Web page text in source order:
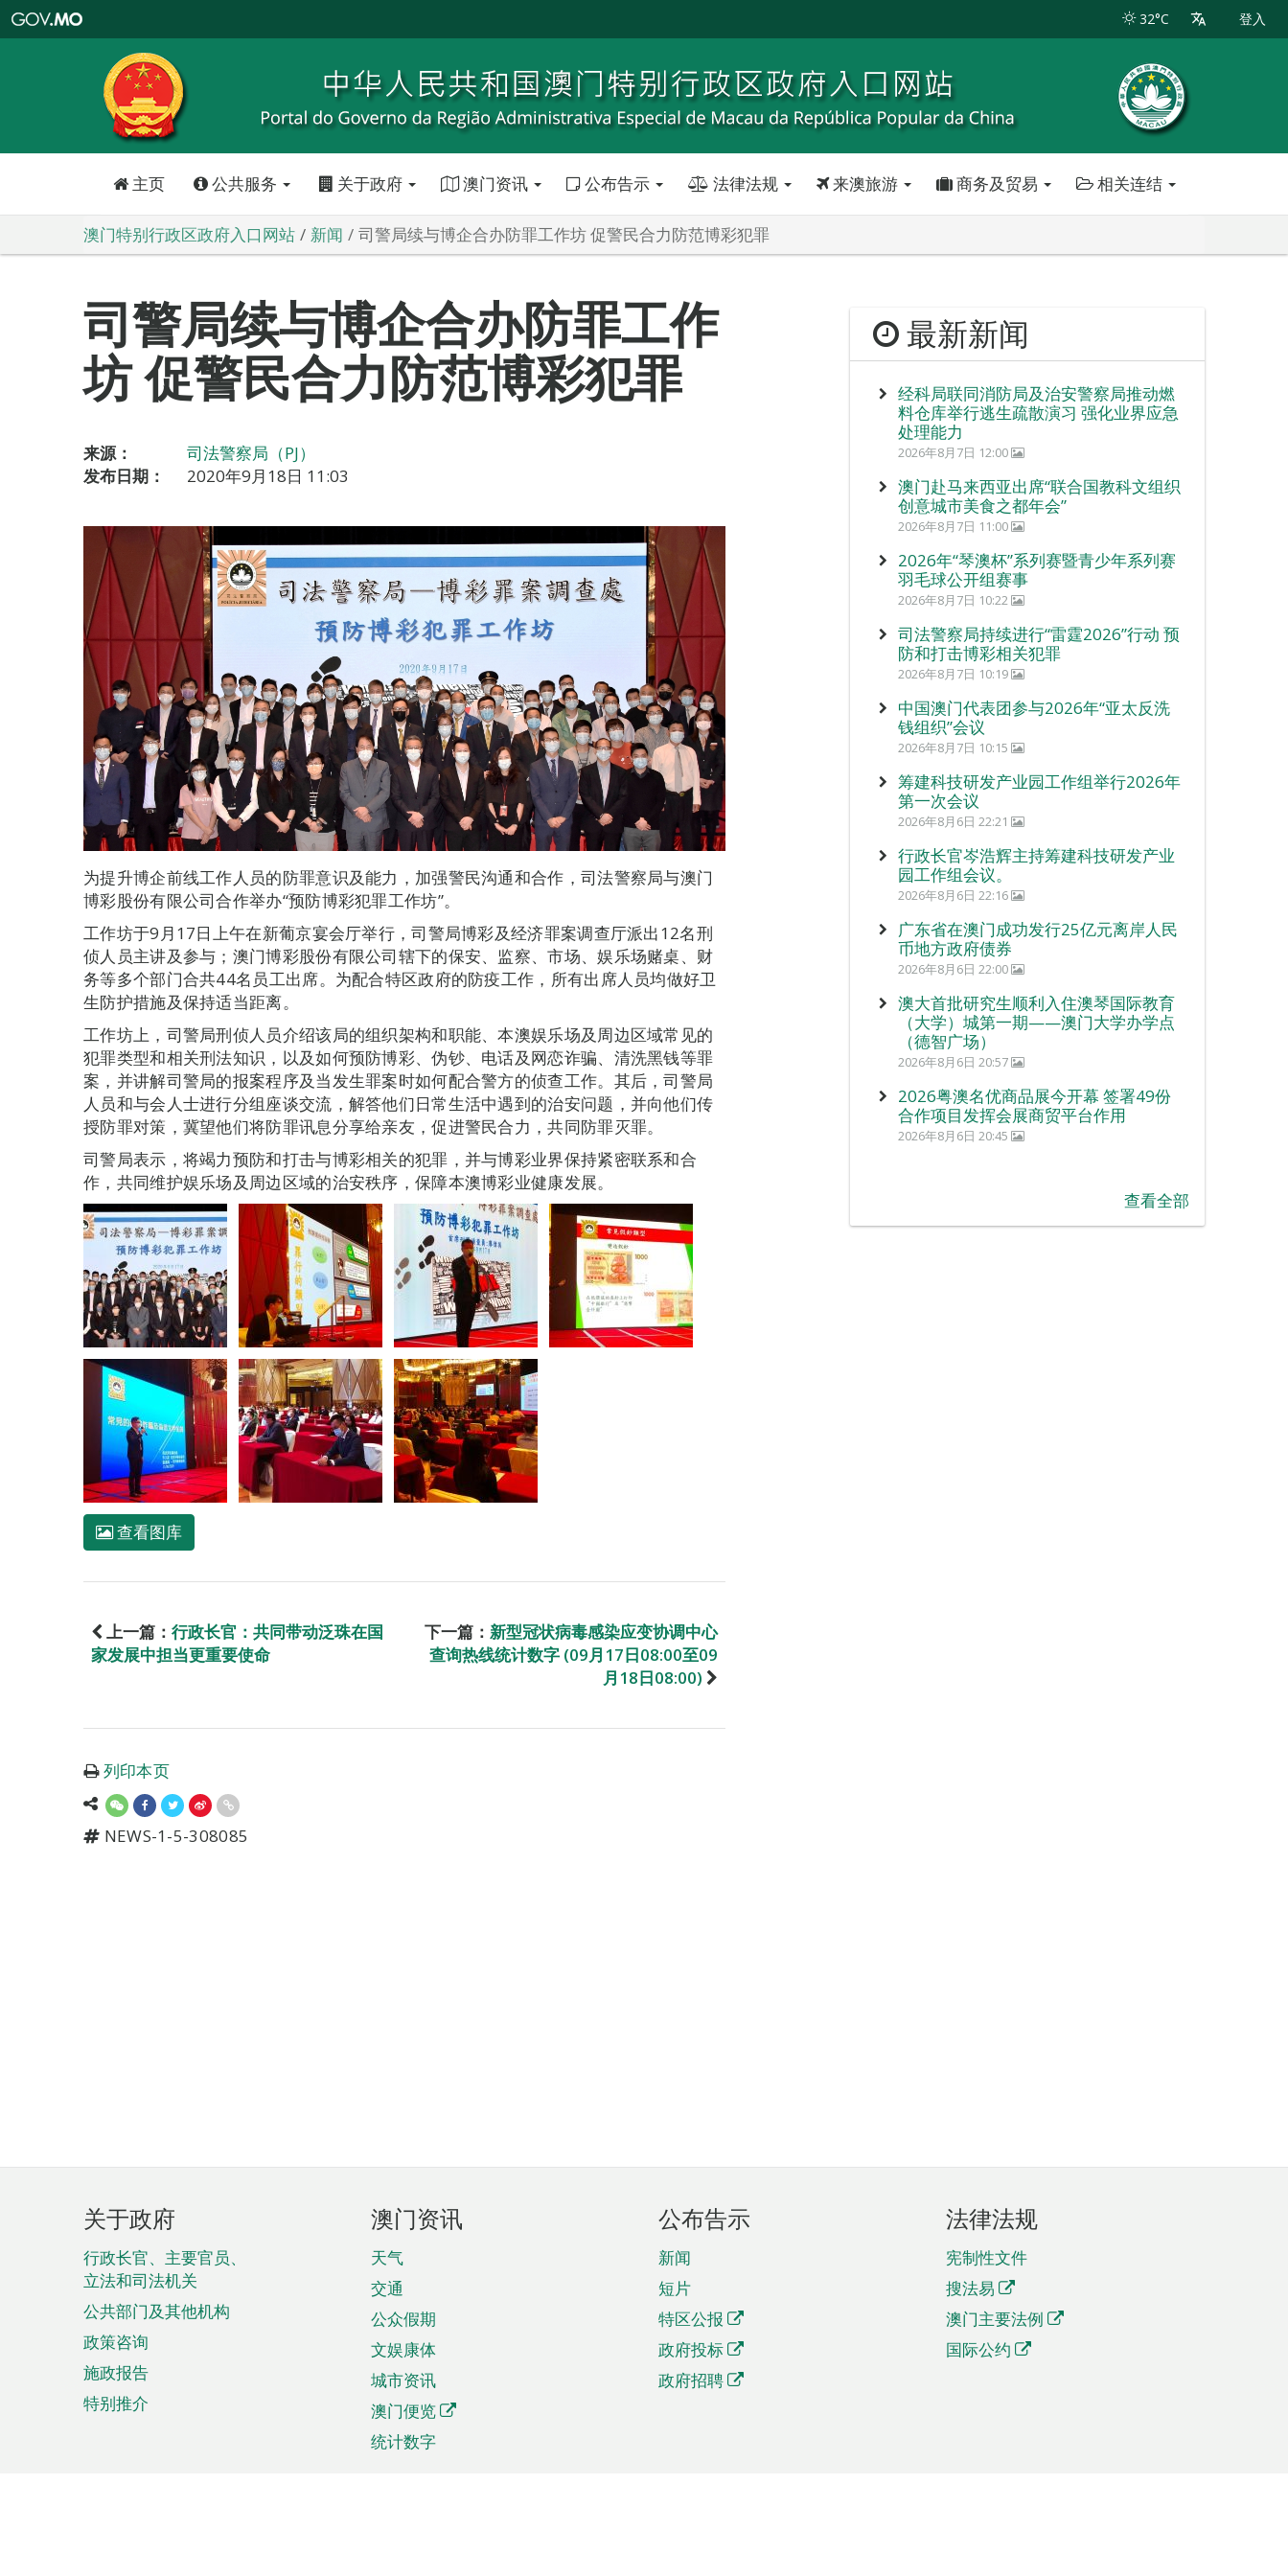
特
政
区
政
口
32°C 登入
主页 公共服务 关于政府 澳门资讯 公布告示 法律法规 来澳旅游 商务及贸易 相关连结
澳门特别行政区政府入口网站 新闻 司警局续与博企合办防罪工作坊 促警民合力防范博彩犯罪
司警局续与博企合办防罪工作
坊 促警民合力防范博彩犯罪
来源：
司法警察局（PJ）
发布日期：
2020年9月18日 11:03
为提升博企前线工作人员的防罪意识及能力，加强警民沟通和合作，司法警察局与澳门
博彩股份有限公司合作举办“预防博彩犯罪工作坊”。
工作坊于9月17日上午在新葡京宴会厅举行，司警局博彩及经济罪案调查厅派出12名刑
侦人员主讲及参与；澳门博彩股份有限公司辖下的保安、监察、市场、娱乐场赌桌、财
务等多个部门合共44名员工出席。为配合特区政府的防疫工作，所有出席人员均做好卫
生防护措施及保持适当距离。
工作坊上，司警局刑侦人员介绍该局的组织架构和职能、本澳娱乐场及周边区域常见的
犯罪类型和相关刑法知识，以及如何预防博彩、伪钞、电话及网恋诈骗、清洗黑钱等罪
案，并讲解司警局的报案程序及当发生罪案时如何配合警方的侦查工作。其后，司警局
人员和与会人士进行分组座谈交流，解答他们日常生活中遇到的治安问题，并向他们传
授防罪对策，冀望他们将防罪讯息分享给亲友，促进警民合力，共同防罪灭罪。
司警局表示，将竭力预防和打击与博彩相关的犯罪，并与博彩业界保持紧密联系和合
作，共同维护娱乐场及周边区域的治安秩序，保障本澳博彩业健康发展。
查看图库
上一篇： 行政长官：共同带动泛珠在国
家发展中担当更重要使命
下一篇： 新型冠状病毒感染应变协调中心
查询热线统计数字 (09月17日08:00至09
月18日08:00)
列印本页
NEWS-1-5-308085
最新新闻
经科局联同消防局及治安警察局推动燃
料仓库举行逃生疏散演习 强化业界应急
处理能力
2026年8月7日 12:00
澳门赴马来西亚出席“联合国教科文组织
创意城市美食之都年会”
2026年8月7日 11:00
2026年“琴澳杯”系列赛暨青少年系列赛
羽毛球公开组赛事
2026年8月7日 10:22
司法警察局持续进行“雷霆2026”行动 预
防和打击博彩相关犯罪
2026年8月7日 10:19
中国澳门代表团参与2026年“亚太反洗
钱组织”会议
2026年8月7日 10:15
筹建科技研发产业园工作组举行2026年
第一次会议
2026年8月6日 22:21
行政长官岑浩辉主持筹建科技研发产业
园工作组会议。
2026年8月6日 22:16
广东省在澳门成功发行25亿元离岸人民
币地方政府债券
2026年8月6日 22:00
澳大首批研究生顺利入住澳琴国际教育
（大学）城第一期——澳门大学办学点
（德智广场）
2026年8月6日 20:57
2026粤澳名优商品展今开幕 签署49份
合作项目发挥会展商贸平台作用
2026年8月6日 20:45
查看全部
页
脚
菜
单
关于政府
行政长官、主要官员、
立法和司法机关
公共部门及其他机构
政策咨询
施政报告
特别推介
澳门资讯
天气
交通
公众假期
文娱康体
城市资讯
澳门便览
统计数字
公布告示
新闻
短片
特区公报
政府投标
政府招聘
法律法规
宪制性文件
搜法易
澳门主要法例
国际公约